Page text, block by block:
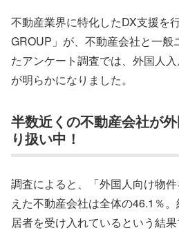
不動産業界に特化したDX支援を
GROUP」が、不動産会社と一般
たアンケート調査では、外国人
が明らかになりました。
半数近くの不動産会社が
り扱い中！
調査によると、「外国人向け物
えた不動産会社は全体の46.1％
居者を受け入れているという結果